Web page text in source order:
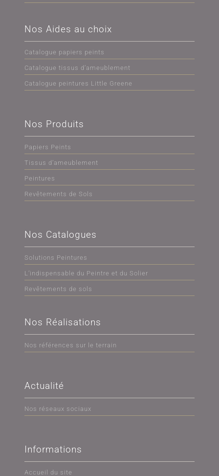
Nos Aides au choix
Catalogue papiers peints
Catalogue tissus d’ameublement
Catalogue peintures Little Greene
Nos Produits
Papiers Peints
Tissus d’ameublement
Peintures
Revêtements de Sols
Nos Catalogues
Solutions Peintures
L’indispensable du Peintre et du Solier
Revêtements de sols
Nos Réalisations
Nos références sur le terrain
Actualité
Nos réseaux sociaux
Informations
Accueil du site